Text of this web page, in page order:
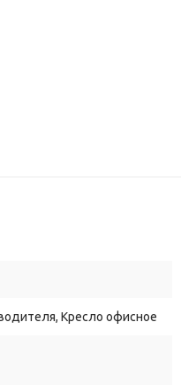
Кресло офисное